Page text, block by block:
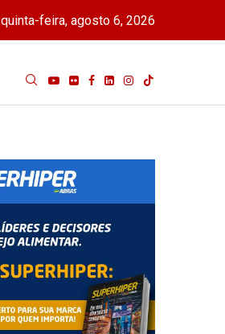
quinta-feira, agosto 6, 2026